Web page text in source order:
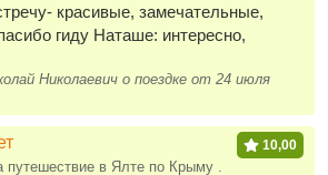
красивые, замечательные,
гиду Наташе: интересно,
Николаевич о поездке от 24 июля
10,00
путешествие в Ялте по Крыму .